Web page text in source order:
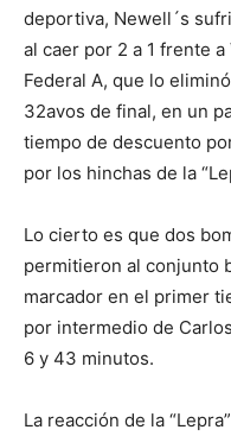
deportiva, Newell´s
al caer por 2 a 1 frente
Federal A, que lo
32avos de final, en un
tiempo de descuento
por los hinchas de la
Lo cierto es que dos
permitieron al conjunto
marcador en el primer
por intermedio de
6 y 43 minutos.
La reacción de la